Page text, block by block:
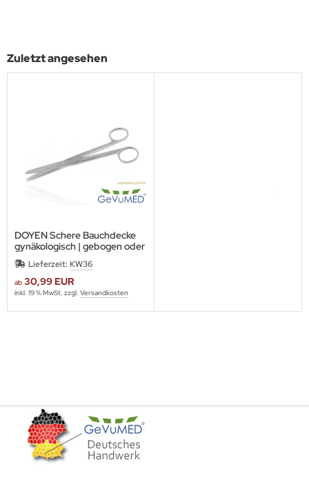
Zuletzt angesehen
DOYEN Schere Bauchdecke
gynäkologisch | gebogen oder
gerade in 17 cm Länge
Lieferzeit: KW36
ab 30,99 EUR
inkl. 19 % MwSt. zzgl. Versandkosten